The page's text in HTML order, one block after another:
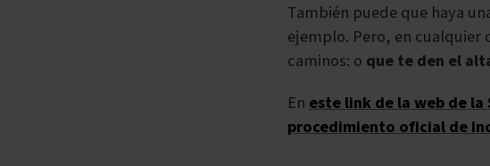
También puede que haya
ejemplo. Pero, en cualquier
caminos: o que te den el
En este link de la web de
procedimiento oficial de